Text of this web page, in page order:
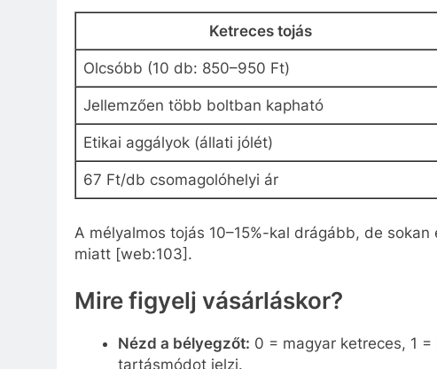
Ketreces tojás
Olcsóbb (10 db: 850–950 Ft)
Jellemzően több boltban kapható
Etikai aggályok (állati jólét)
67 Ft/db csomagolóhelyi ár
A mélyalmos tojás 10–15%-kal drágább, de
miatt [web:103].
Mire figyelj vásárláskor?
Nézd a bélyegzőt: 0 = magyar ketreces, 1
tartásmódot jelzi.